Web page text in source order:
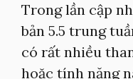
Trong lần cập
bản 5.5 trung
có rất nhiều
hoặc tính năng